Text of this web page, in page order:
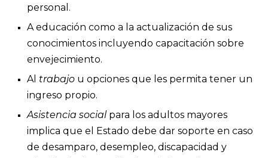
personal.
A educación como a la actualización de sus
conocimientos incluyendo capacitación sobre
envejecimiento.
Al trabajo u opciones que les permita tener un
ingreso propio.
Asistencia social para los adultos mayores
implica que el Estado debe dar soporte en caso
de desamparo, desempleo, discapacidad y